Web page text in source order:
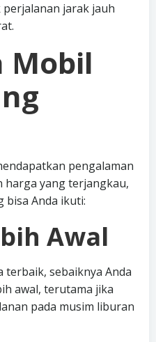
jarak jauh
Mobil
pengalaman
harga yang terjangkau,
bisa Anda ikuti:
Awal
sebaiknya Anda
awal, terutama jika
pada musim liburan